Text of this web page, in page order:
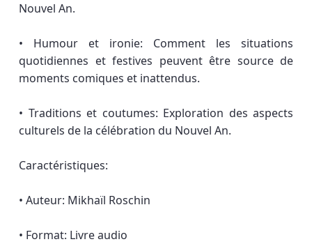
Nouvel An.
• Humour et ironie: Comment les situations
quotidiennes et festives peuvent être source de
moments comiques et inattendus.
• Traditions et coutumes: Exploration des aspects
culturels de la célébration du Nouvel An.
Caractéristiques:
• Auteur: Mikhaïl Roschin
• Format: Livre audio